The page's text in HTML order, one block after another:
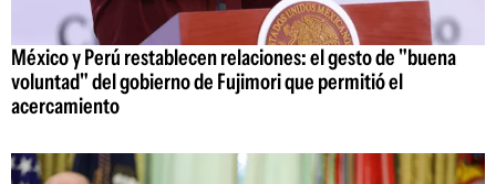
México y Perú restablecen relaciones: el gesto de "buena
voluntad" del gobierno de Fujimori que permitió el
acercamiento